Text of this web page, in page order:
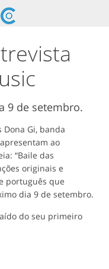
9 de setembro.
Gi, banda
ao
“Baile das
originais e
português que
dia 9 de setembro.
do seu primeiro